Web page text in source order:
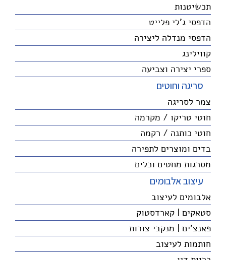
תכשיטנות
הדפסי ג'לי פלייט
הדפסי מנדלה ליצירה
קווילינג
ספרי יצירה וצביעה
סריגה וחוטים
צמר לסריגה
חוטי טריקו / מקרמה
חוטי כותנה / רקמה
בדים ומוצרים לתפירה
מסרגות מחטים וכלים
עיצוב אלבומים
אלבומים לעיצוב
סטאקים | קארדסטוק
פאנצ'ים | מנקבי צורות
חותמות לעיצוב